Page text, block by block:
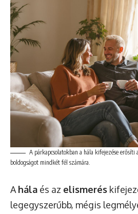
A párkapcsolatokban a hála kifejezése erősíti
boldogságot mindkét fél számára.
A hála és az elismerés
legegyszerűbb, mégis